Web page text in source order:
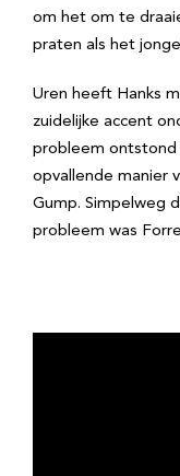
om het om te
praten als het
Uren heeft Hanks
zuidelijke accent
probleem ontstond
opvallende manier
Gump. Simpelweg
probleem was